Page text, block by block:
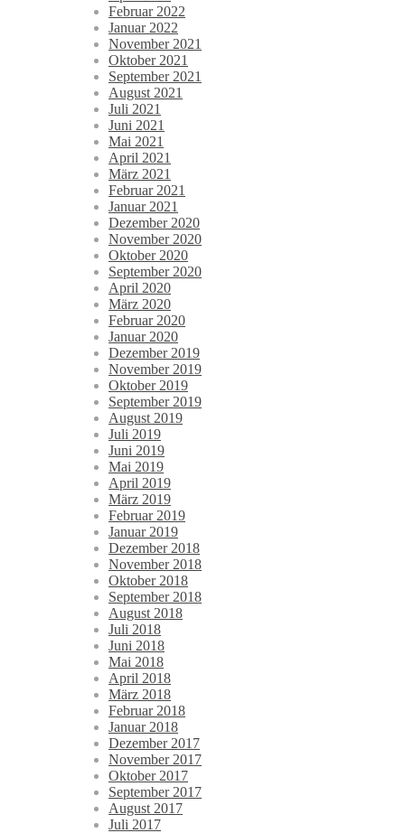
Februar 2022
Januar 2022
November 2021
Oktober 2021
September 2021
August 2021
Juli 2021
Juni 2021
Mai 2021
April 2021
März 2021
Februar 2021
Januar 2021
Dezember 2020
November 2020
Oktober 2020
September 2020
April 2020
März 2020
Februar 2020
Januar 2020
Dezember 2019
November 2019
Oktober 2019
September 2019
August 2019
Juli 2019
Juni 2019
Mai 2019
April 2019
März 2019
Februar 2019
Januar 2019
Dezember 2018
November 2018
Oktober 2018
September 2018
August 2018
Juli 2018
Juni 2018
Mai 2018
April 2018
März 2018
Februar 2018
Januar 2018
Dezember 2017
November 2017
Oktober 2017
September 2017
August 2017
Juli 2017